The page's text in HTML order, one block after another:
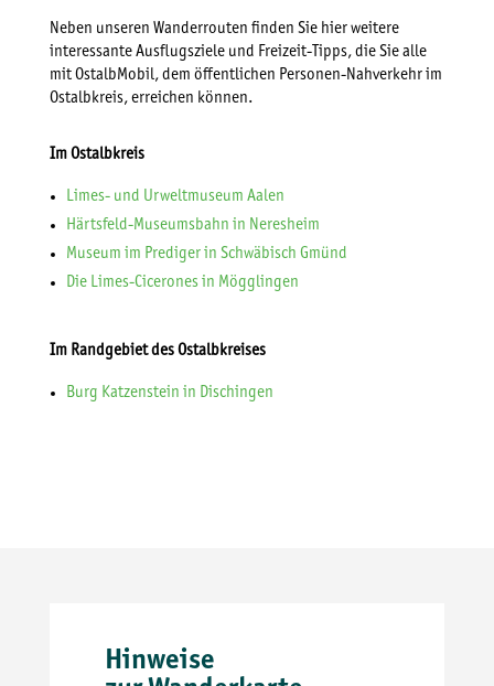
Neben unseren Wanderrouten finden Sie hier weitere
interessante Ausflugsziele und Freizeit-Tipps, die Sie alle
mit OstalbMobil, dem öffentlichen Personen-Nahverkehr im
Ostalbkreis, erreichen können.
Im Ostalbkreis
Limes- und Urweltmuseum Aalen
Härtsfeld-Museumsbahn in Neresheim
Museum im Prediger in Schwäbisch Gmünd
Die Limes-Cicerones in Mögglingen
Im Randgebiet des Ostalbkreises
Burg Katzenstein in Dischingen
Hinweise